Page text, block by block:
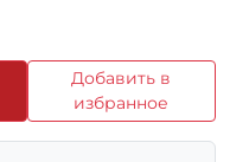
Добавить в
избранное